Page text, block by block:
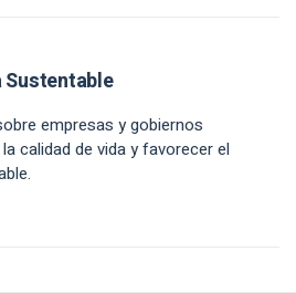
Sustentable
empresas y gobiernos
calidad de vida y favorecer el